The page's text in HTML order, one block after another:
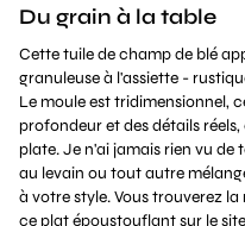
Du grain à la table
Cette tuile de champ de blé
granuleuse à l'assiette -
Le moule est tridimensionnel,
profondeur et des détails
plate. Je n'ai jamais rien vu de
au levain ou tout autre
à votre style. Vous trouverez
ce plat époustouflant sur le